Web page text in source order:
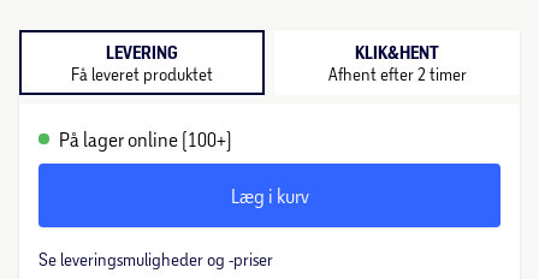
LEVERING
Få leveret produktet
KLIK&HENT
Afhent efter 2 timer
På lager online (100+)
Læg i kurv
Se leveringsmuligheder og -priser